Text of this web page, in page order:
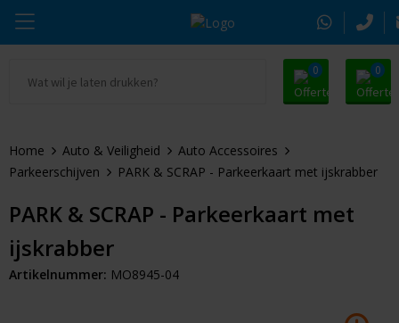
0 0
Drinkwaren
Tassen & Reizen
Alle promosnoepje
Zomer
Kerst
Thule
Alle merken
Home Auto & Veiligheid
Auto Accessoires
Parkeerschijven
PARK & SCRAP - Parkeerkaart met ijskrabber
PARK & SCRAP - Parkeerkaart met
ijskrabber
Artikelnummer: MO8945-04